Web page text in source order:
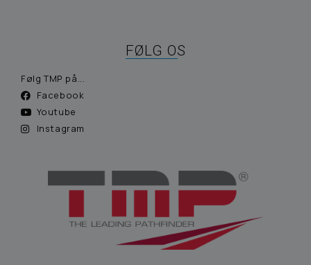
FØLG OS
Følg TMP på...
Facebook
Youtube
Instagram